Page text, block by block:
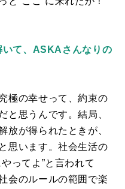
て、ASKAさんなりの
極の幸せって、約束の
と思うんです。結局、
放が得られたときが、
思います。社会生活の
ってよ”と言われて
会のルールの範囲で楽